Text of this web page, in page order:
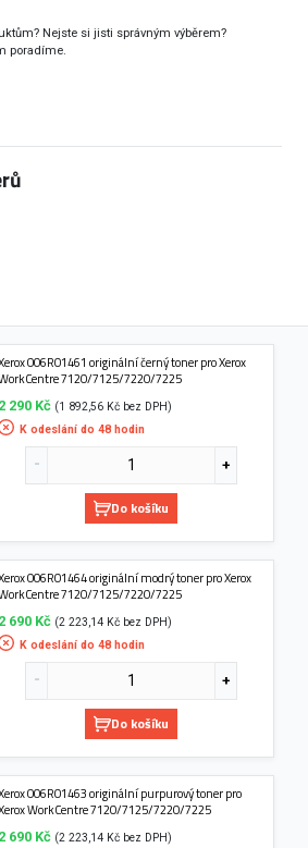
Nejste si jisti správným výběrem?
poradíme.
006R01461 originální černý toner pro Xerox
7120/7125/7220/7225
2 290 Kč (1 892,56 Kč bez DPH)
K odeslání do 48 hodin
Do košíku
006R01464 originální modrý toner pro Xerox
7120/7125/7220/7225
2 690 Kč (2 223,14 Kč bez DPH)
K odeslání do 48 hodin
Do košíku
006R01463 originální purpurový toner pro
WorkCentre 7120/7125/7220/7225
2 690 Kč (2 223,14 Kč bez DPH)